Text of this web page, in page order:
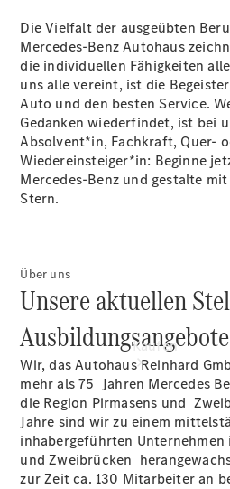
Beratung
vereinbaren
Servicetermin
vereinbaren
Probefahrt
vereinbaren
Konfigurator
Kaufen
Die Vielfalt der ausgeübten
Mercedes-Benz Autohaus
die individuellen Fähigkeiten
uns alle vereint, ist die
Auto und den besten Service.
Gedanken wiederfindet, ist bei
Absolvent*in, Fachkraft, Quer-
Wiedereinsteiger*in: Beginne
Mercedes-Benz und gestalte
Stern.
Über uns
Unsere aktuellen
Wir, das Autohaus Reinhard
mehr als 75 Jahren Mercedes
die Region Pirmasens und
Jahre sind wir zu einem
inhabergeführten Unternehmen
und Zweibrücken
zur Zeit ca. 130 Mitarbeiter an